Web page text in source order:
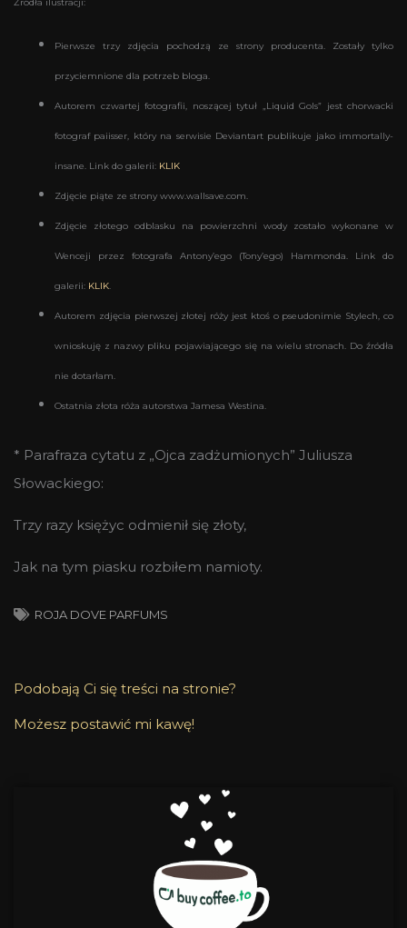
Źródła ilustracji:
Pierwsze trzy zdjęcia pochodzą ze strony producenta. Zostały tylko
przyciemnione dla potrzeb bloga.
Autorem czwartej fotografii, noszącej tytuł „Liquid Gols” jest chorwacki
fotograf paiisser, który na serwisie Deviantart publikuje jako immortally-
insane. Link do galerii: KLIK
Zdjęcie piąte ze strony www.wallsave.com.
Zdjęcie złotego odblasku na powierzchni wody zostało wykonane w
Wenceji przez fotografa Antony’ego (Tony’ego) Hammonda. Link do
galerii: KLIK.
Autorem zdjęcia pierwszej złotej róży jest ktoś o pseudonimie Stylech, co
wnioskuję z nazwy pliku pojawiającego się na wielu stronach. Do źródła
nie dotarłam.
Ostatnia złota róża autorstwa Jamesa Westina.
* Parafraza cytatu z „Ojca zadżumionych” Juliusza
Słowackiego:
Trzy razy księżyc odmienił się złoty,
Jak na tym piasku rozbiłem namioty.
ROJA DOVE PARFUMS
Podobają Ci się treści na stronie?
Możesz postawić mi kawę!